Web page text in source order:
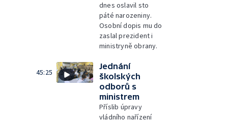
dnes oslavil sto
páté narozeniny.
Osobní dopis mu do
zaslal prezident i
ministryně obrany.
45:25
Jednání
školských
odborů s
ministrem
Příslib úpravy
vládního nařízení